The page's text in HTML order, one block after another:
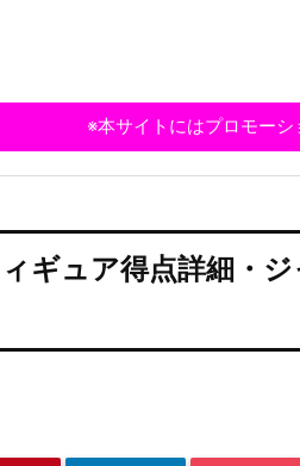
※本サイトにはプロモー
ギュア得点詳細・